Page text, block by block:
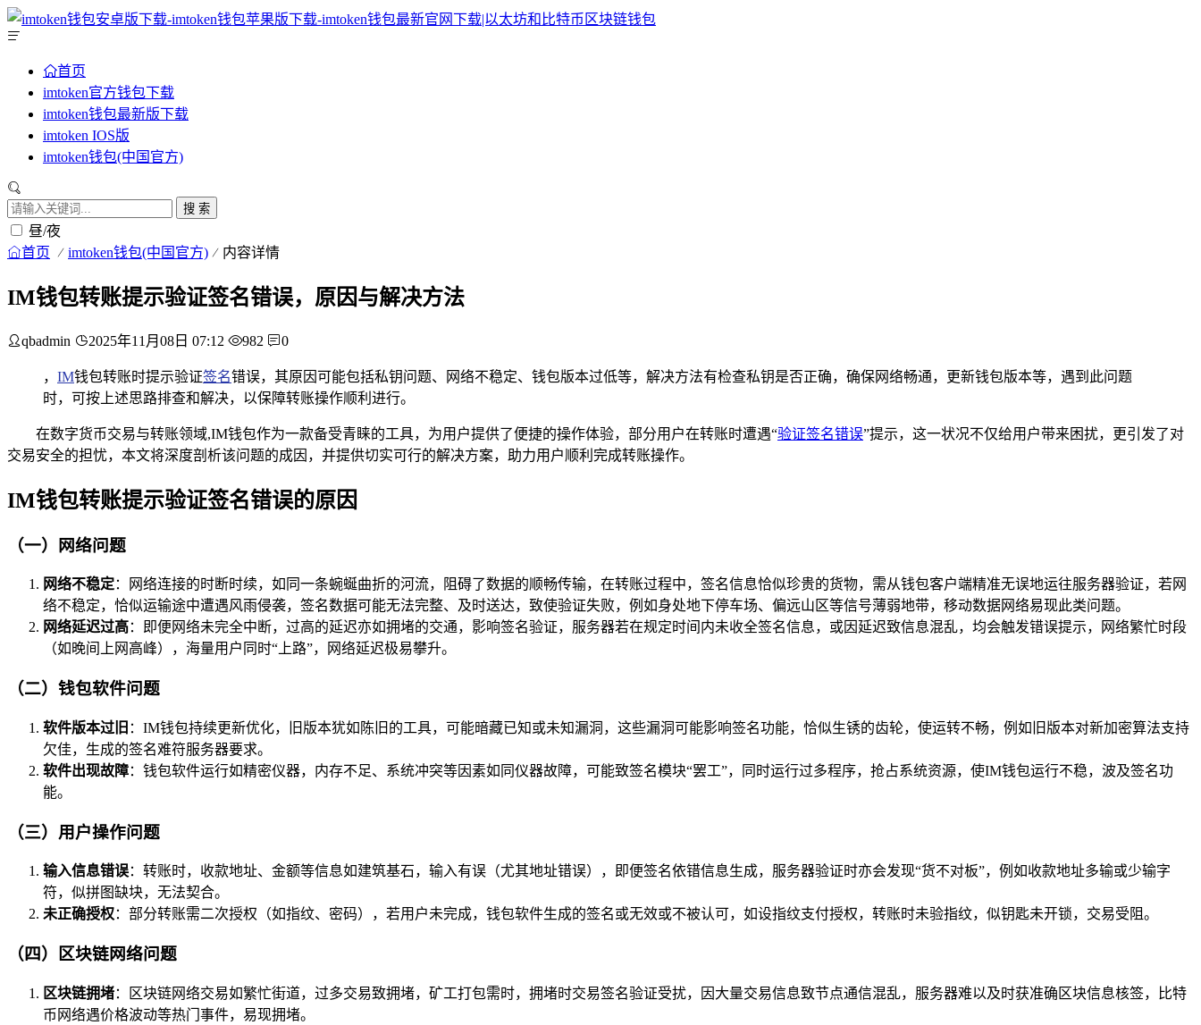
首页
imtoken官方钱包下载
imtoken钱包最新版下载
imtoken IOS版
imtoken钱包(中国官方)
搜 索
昼/夜
首页 imtoken钱包(中国官方) 内容详情
IM钱包转账提示验证签名错误，原因与解决方法
qbadmin 2025年11月08日 07:12 982 0
， IM钱包转账时提示验证签名错误，其原因可能包括私钥问题、网络不稳定、钱包版本过低等，解决方法有检查私钥是否正确，确保网络畅通，更新钱包版本等，遇到此问题
时，可按上述思路排查和解决，以保障转账操作顺利进行。
在数字货币交易与转账领域,IM钱包作为一款备受青睐的工具，为用户提供了便捷的操作体验，部分用户在转账时遭遇“验证签名错误”提示，这一状况不仅给用户带来困扰，更引发了对
交易安全的担忧，本文将深度剖析该问题的成因，并提供切实可行的解决方案，助力用户顺利完成转账操作。
IM钱包转账提示验证签名错误的原因
（一）网络问题
网络不稳定：网络连接的时断时续，如同一条蜿蜒曲折的河流，阻碍了数据的顺畅传输，在转账过程中，签名信息恰似珍贵的货物，需从钱包客户端精准无误地运往服务器验证，若网
络不稳定，恰似运输途中遭遇风雨侵袭，签名数据可能无法完整、及时送达，致使验证失败，例如身处地下停车场、偏远山区等信号薄弱地带，移动数据网络易现此类问题。
网络延迟过高：即便网络未完全中断，过高的延迟亦如拥堵的交通，影响签名验证，服务器若在规定时间内未收全签名信息，或因延迟致信息混乱，均会触发错误提示，网络繁忙时段
（如晚间上网高峰），海量用户同时“上路”，网络延迟极易攀升。
（二）钱包软件问题
软件版本过旧 ：IM钱包持续更新优化，旧版本犹如陈旧的工具，可能暗藏已知或未知漏洞，这些漏洞可能影响签名功能，恰似生锈的齿轮，使运转不畅，例如旧版本对新加密算法支持
欠佳，生成的签名难符服务器要求。
软件出现故障：钱包软件运行如精密仪器，内存不足、系统冲突等因素如同仪器故障，可能致签名模块“罢工”，同时运行过多程序，抢占系统资源，使IM钱包运行不稳，波及签名功
能。
（三）用户操作问题
输入信息错误：转账时，收款地址、金额等信息如建筑基石，输入有误（尤其地址错误），即便签名依错信息生成，服务器验证时亦会发现“货不对板”，例如收款地址多输或少输字
符，似拼图缺块，无法契合。
未正确授权：部分转账需二次授权（如指纹、密码），若用户未完成，钱包软件生成的签名或无效或不被认可，如设指纹支付授权，转账时未验指纹，似钥匙未开锁，交易受阻。
（四）区块链网络问题
区块链拥堵：区块链网络交易如繁忙街道，过多交易致拥堵，矿工打包需时，拥堵时交易签名验证受扰，因大量交易信息致节点通信混乱，服务器难以及时获准确区块信息核签，比特
币网络遇价格波动等热门事件，易现拥堵。